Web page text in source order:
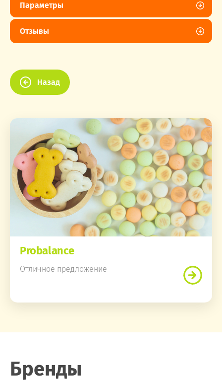
Параметры
Отзывы
Назад
Probalance
Отличное предложение
Бренды